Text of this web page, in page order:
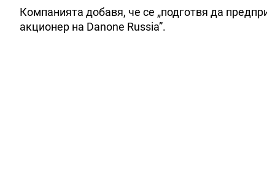
Компанията добавя, че се „подготвя да
акционер на Danone Russia”.